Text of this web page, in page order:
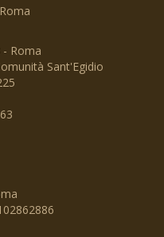
- Roma
Sant'Egidio